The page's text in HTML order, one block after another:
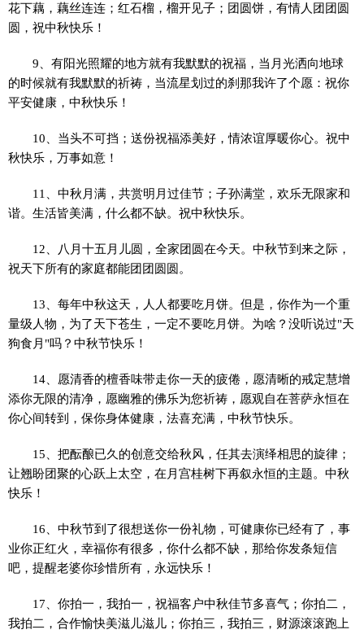
花下藕，藕丝连连；红石榴，榴开见子；团圆饼，有情人团团圆
圆，祝中秋快乐！
9、有阳光照耀的地方就有我默默的祝福，当月光洒向地球
的时候就有我默默的祈祷，当流星划过的刹那我许了个愿：祝你
平安健康，中秋快乐！
10、当头不可挡；送份祝福添美好，情浓谊厚暖你心。祝中
秋快乐，万事如意！
11、中秋月满，共赏明月过佳节；子孙满堂，欢乐无限家和
谐。生活皆美满，什么都不缺。祝中秋快乐。
12、八月十五月儿圆，全家团圆在今天。中秋节到来之际，
祝天下所有的家庭都能团团圆圆。
13、每年中秋这天，人人都要吃月饼。但是，你作为一个重
量级人物，为了天下苍生，一定不要吃月饼。为啥？没听说过"天
狗食月"吗？中秋节快乐！
14、愿清香的檀香味带走你一天的疲倦，愿清晰的戒定慧增
添你无限的清净，愿幽雅的佛乐为您祈祷，愿观自在菩萨永恒在
你心间转到，保你身体健康，法喜充满，中秋节快乐。
15、把酝酿已久的创意交给秋风，任其去演绎相思的旋律；
让翘盼团聚的心跃上太空，在月宫桂树下再叙永恒的主题。中秋
快乐！
16、中秋节到了很想送你一份礼物，可健康你已经有了，事
业你正红火，幸福你有很多，你什么都不缺，那给你发条短信
吧，提醒老婆你珍惜所有，永远快乐！
17、你拍一，我拍一，祝福客户中秋佳节多喜气；你拍二，
我拍二，合作愉快美滋儿滋儿；你拍三，我拍三，财源滚滚跑上